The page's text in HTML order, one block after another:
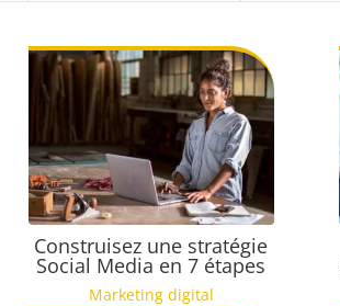
Construisez une stratégie
Social Media en 7 étapes
Marketing digital